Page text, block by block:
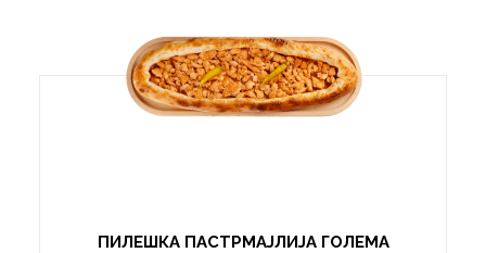
ПИЛЕШКА ПАСТРМАЈЛИЈА ГОЛЕМА